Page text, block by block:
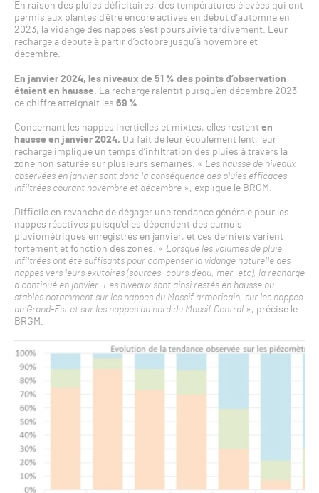
En raison des pluies déficitaires, des températures élevées qui ont
permis aux plantes d’être encore actives en début d’automne en
2023, la vidange des nappes s’est poursuivie tardivement. Leur
recharge a débuté à partir d’octobre jusqu’à novembre et
décembre.
En janvier 2024, les niveaux de 51 % des points d’observation
étaient en hausse . La recharge ralentit puisqu’en décembre 2023
ce chiffre atteignait les 69 %
Concernant les nappes inertielles et mixtes, elles restent en
hausse en janvier 2024. Du fait de leur écoulement lent, leur
recharge implique un temps d’infiltration des pluies à travers la
zone non saturée sur plusieurs semaines. « Les hausse de niveaux
observées en janvier sont donc la conséquence des pluies efficaces
infiltrées courant novembre et décembre», explique le BRGM.
Difficile en revanche de dégager une tendance générale pour les
nappes réactives puisqu’elles dépendent des cumuls
pluviométriques enregistrés en janvier, et ces derniers varient
fortement et fonction des zones. « Lorsque les volumes de pluie
infiltrées ont été suffisants pour compenser la vidange naturelle des
nappes vers leurs exutoires (sources, cours d’eau, mer, etc), la recharge
a continué en janvier. Les niveaux sont ainsi restés en hausse ou
stables notamment sur les nappes du Massif armoricain, sur les nappes
du Grand-Est et sur les nappes du nord du Massif Central», précise le
BRGM.